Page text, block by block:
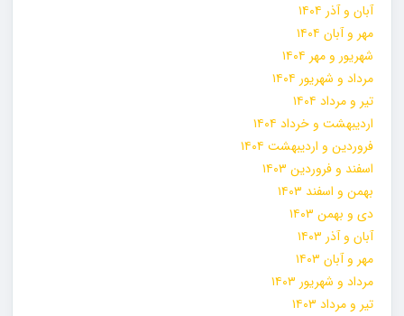
آبان و آذر ۱۴۰۴
مهر و آبان ۱۴۰۴
شهریور و مهر ۱۴۰۴
مرداد و شهریور ۱۴۰۴
تیر و مرداد ۱۴۰۴
اردیبهشت و خرداد ۱۴۰۴
فروردین و اردیبهشت ۱۴۰۴
اسفند و فروردین ۱۴۰۳
بهمن و اسفند ۱۴۰۳
دی و بهمن ۱۴۰۳
آبان و آذر ۱۴۰۳
مهر و آبان ۱۴۰۳
مرداد و شهریور ۱۴۰۳
تیر و مرداد ۱۴۰۳